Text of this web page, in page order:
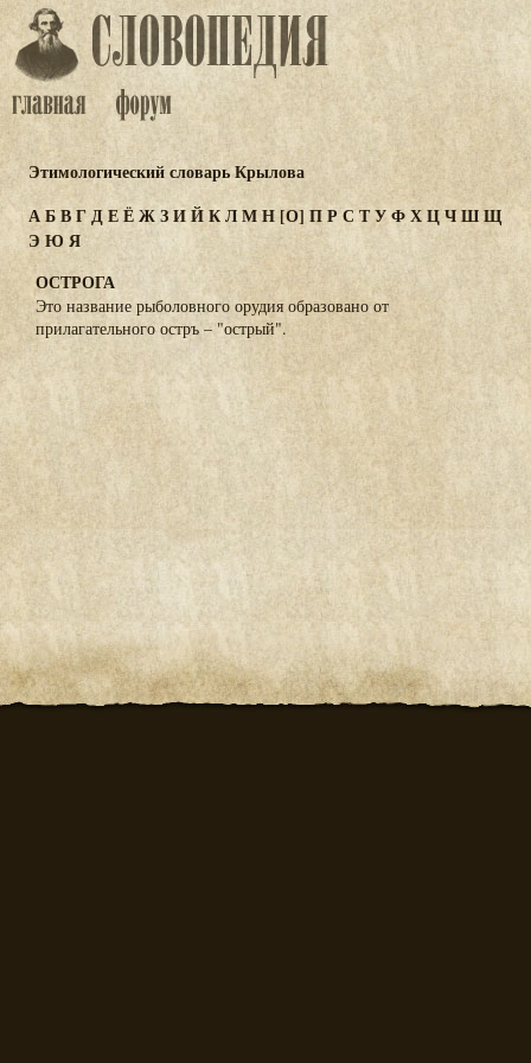
Этимологический словарь Крылова
АБВГДЕЁЖЗИЙКЛМН[О] ПРСТУФХЦЧШЩ
Э Ю Я
ОСТРОГА
Это название рыболовного орудия образовано от
прилагательного остръ – "острый".